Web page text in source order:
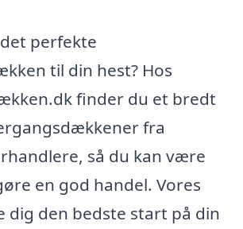
perfekte
til din hest? Hos
finder du et bredt
fra
så du kan være
en god handel. Vores
dig den bedste start på din